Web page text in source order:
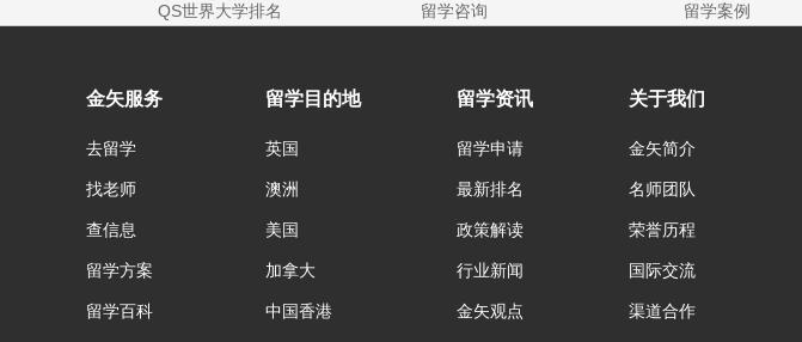
QS世界大学排名
留学咨询 留学案例
金矢服务
去留学
找老师
查信息
留学方案
留学百科
留学目的地
英国
澳洲
美国
加拿大
中国香港
留学资讯
留学申请
最新排名
政策解读
行业新闻
金矢观点
关于我们
金矢简介
名师团队
荣誉历程
国际交流
渠道合作